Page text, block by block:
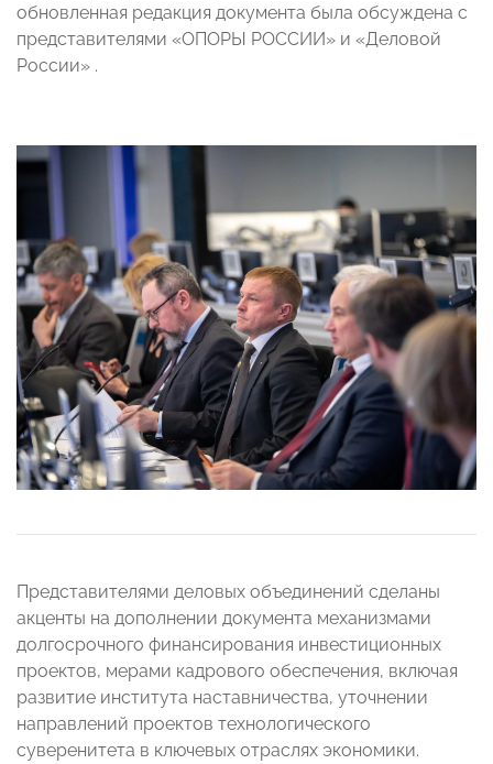
обновленная редакция документа была обсуждена с
представителями «ОПОРЫ РОССИИ» и «Деловой
России» .
Представителями деловых объединений сделаны
акценты на дополнении документа механизмами
долгосрочного финансирования инвестиционных
проектов, мерами кадрового обеспечения, включая
развитие института наставничества, уточнении
направлений проектов технологического
суверенитета в ключевых отраслях экономики.